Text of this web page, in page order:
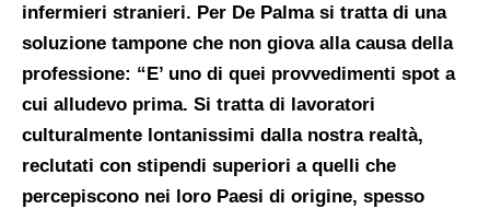
infermieri stranieri. Per De Palma si tratta di una
soluzione tampone che non giova alla causa della
professione: “E’ uno di quei provvedimenti spot a
cui alludevo prima. Si tratta di lavoratori
culturalmente lontanissimi dalla nostra realtà,
reclutati con stipendi superiori a quelli che
percepiscono nei loro Paesi di origine, spesso